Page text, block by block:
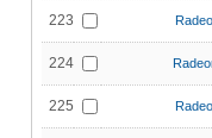
223
224
225